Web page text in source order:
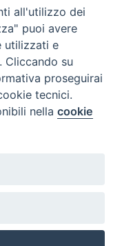
8
9
15
29 30
all'utilizzo dei
puoi avere
utilizzati e
Cliccando su
proseguirai
tecnici.
nellacookie